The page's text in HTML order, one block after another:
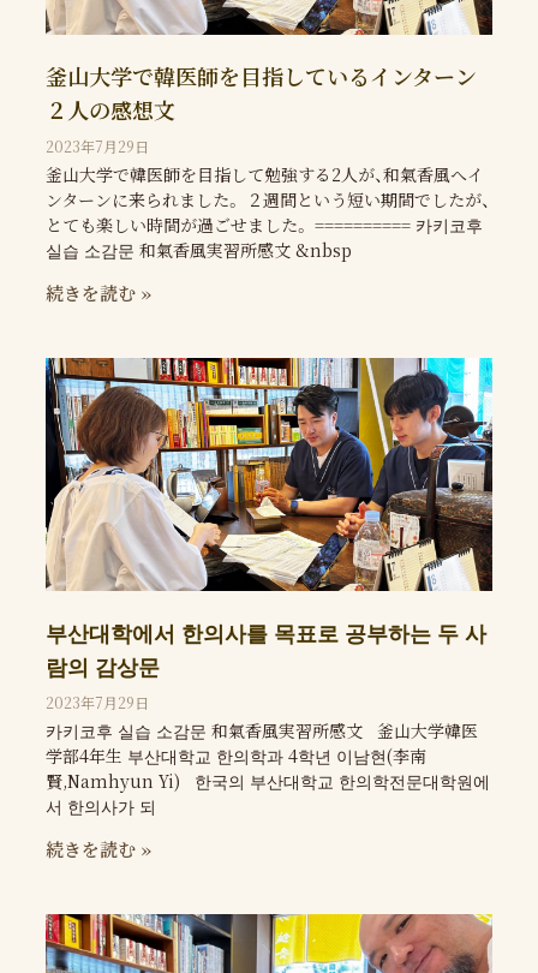
釜山大学で韓医師を目指しているインターン
２人の感想文
2023年7月29日
釜山大学で韓医師を目指して勉強する2人が、和氣香風へイ
ンターンに来られました。 ２週間という短い期間でしたが、
とても楽しい時間が過ごせました。 ========== 카키코후
실습 소감문 和氣香風実習所感文 &nbsp
続きを読む »
부산대학에서 한의사를 목표로 공부하는 두 사
람의 감상문
2023年7月29日
카키코후 실습 소감문 和氣香風実習所感文 釜山大学韓医
学部4年生 부산대학교 한의학과 4학년 이남현(李南
賢,Namhyun Yi) 한국의 부산대학교 한의학전문대학원에
서 한의사가 되
続きを読む »